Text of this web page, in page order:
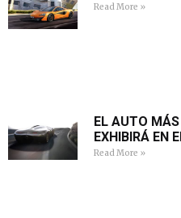
Read More »
EL AUTO
EXHIBIRÁ EN
Read More »